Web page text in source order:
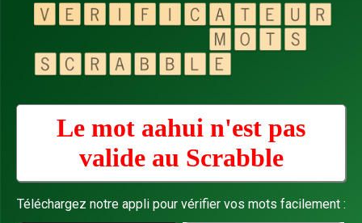
Le mot aahui n'est pas
valide au Scrabble
Téléchargez notre appli pour vérifier vos mots facilement :